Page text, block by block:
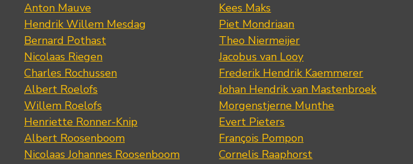
Anton Mauve
Hendrik Willem Mesdag
Bernard Pothast
Nicolaas Riegen
Charles Rochussen
Albert Roelofs
Willem Roelofs
Henriette Ronner-Knip
Albert Roosenboom
Nicolaas Johannes Roosenboom
Kees Maks
Piet Mondriaan
Theo Niermeijer
Jacobus van Looy
Frederik Hendrik Kaemmerer
Johan Hendrik van Mastenbroek
Morgenstjerne Munthe
Evert Pieters
François Pompon
Cornelis Raaphorst